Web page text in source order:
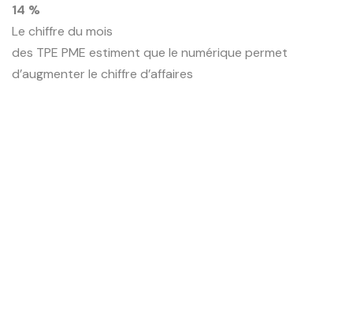
14 %
Le chiffre du mois
des TPE PME estiment que le numérique permet
d’augmenter le chiffre d’affaires